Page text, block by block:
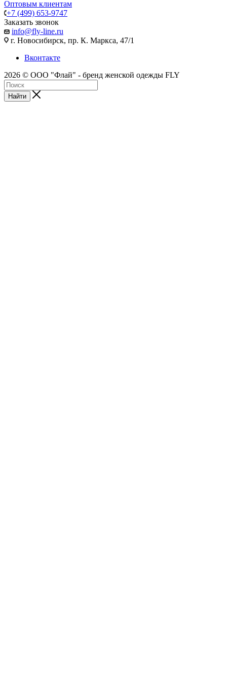
Оптовым клиентам
+7 (499) 653-9747
Заказать звонок
info@fly-line.ru
г. Новосибирск, пр. К. Маркса, 47/1
Вконтакте
2026 © ООО "Флай" - бренд женской одежды FLY
Найти